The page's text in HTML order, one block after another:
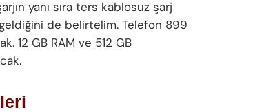
yanı sıra ters kablosuz şarj
de belirtelim. Telefon 899
12 GB RAM ve 512 GB